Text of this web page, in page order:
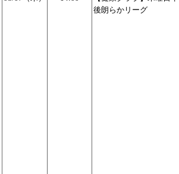
後朗らかリーグ